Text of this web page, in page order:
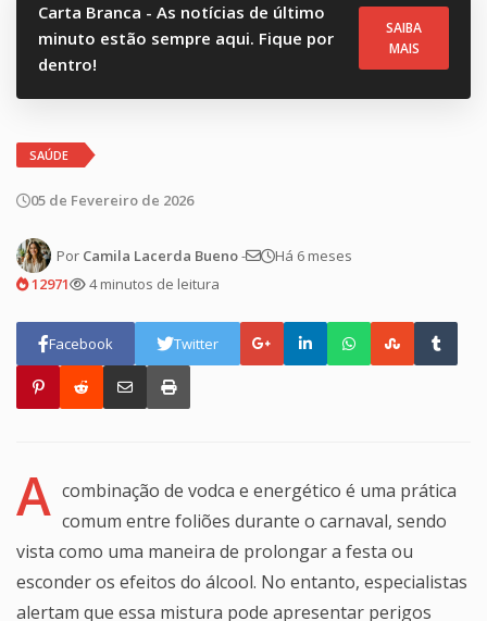
Carta Branca - As notícias de último
minuto estão sempre aqui. Fique por
dentro!
SAIBA
MAIS
SAÚDE
05 de Fevereiro de 2026
Por Camila Lacerda Bueno-
Há 6 meses
12971
4 minutos de leitura
Facebook Twitter
A combinação de vodca e energético é uma prática
comum entre foliões durante o carnaval, sendo
vista como uma maneira de prolongar a festa ou
esconder os efeitos do álcool. No entanto, especialistas
alertam que essa mistura pode apresentar perigos